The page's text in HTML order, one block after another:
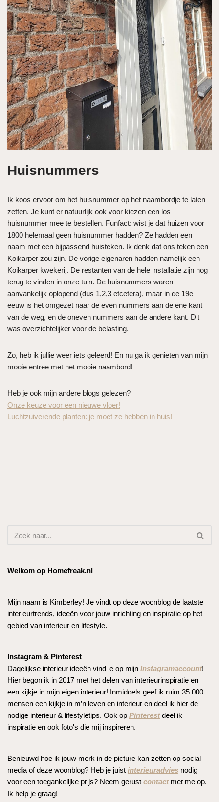
Huisnummers
Ik koos ervoor om het huisnummer op het naambordje te laten
zetten. Je kunt er natuurlijk ook voor kiezen een los
huisnummer mee te bestellen. Funfact: wist je dat huizen voor
1800 helemaal geen huisnummer hadden? Ze hadden een
naam met een bijpassend huisteken. Ik denk dat ons teken een
Koikarper zou zijn. De vorige eigenaren hadden namelijk een
Koikarper kwekerij. De restanten van de hele installatie zijn nog
terug te vinden in onze tuin. De huisnummers waren
aanvankelijk oplopend (dus 1,2,3 etcetera), maar in de 19e
eeuw is het omgezet naar de even nummers aan de ene kant
van de weg, en de oneven nummers aan de andere kant. Dit
was overzichtelijker voor de belasting.
Zo, heb ik jullie weer iets geleerd! En nu ga ik genieten van mijn
mooie entree met het mooie naambord!
Heb je ook mijn andere blogs gelezen?
Onze keuze voor een nieuwe vloer!
Luchtzuiverende planten: je moet ze hebben in huis!
Welkom op Homefreak.nl
Mijn naam is Kimberley! Je vindt op deze woonblog de laatste
interieurtrends, ideeën voor jouw inrichting en inspiratie op het
gebied van interieur en lifestyle.
Instagram & Pinterest
Dagelijkse interieur ideeën vind je op mijn Instagramaccount!
Hier begon ik in 2017 met het delen van interieurinspiratie en
een kijkje in mijn eigen interieur! Inmiddels geef ik ruim 35.000
mensen een kijkje in m’n leven en interieur en deel ik hier de
nodige interieur & lifestyletips. Ook op Pinterestdeel ik
inspiratie en ook foto's die mij inspireren.
Benieuwd hoe ik jouw merk in de picture kan zetten op social
media of deze woonblog? Heb je juist interieuradvies nodig
voor een toegankelijke prijs? Neem gerust contactmet me op.
Ik help je graag!